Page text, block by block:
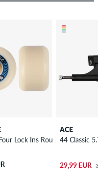
Lock Ins Roues 57mm 99A
ACE
44 Classic
29,99 EUR